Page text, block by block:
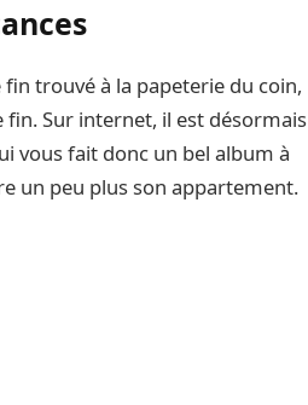
trouvé à la papeterie du coin,
Sur internet, il est désormais
vous fait donc un bel album à
un peu plus son appartement.